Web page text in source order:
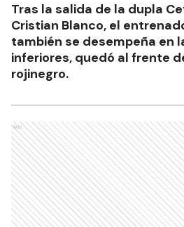
Tras la salida de la dupla
Cristian Blanco, el
también se desempeña en
inferiores, quedó al frente
rojinegro.
Ads